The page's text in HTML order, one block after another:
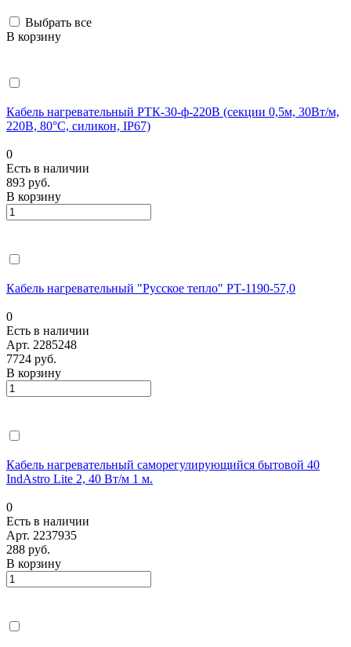
Выбрать все
В корзину
Кабель нагревательный РТК-30-ф-220В (секции 0,5м, 30Вт/м,
220В, 80°С, силикон, IP67)
0
Есть в наличии
893 руб.
В корзину
Кабель нагревательный "Русское тепло" РТ-1190-57,0
0
Есть в наличии
Арт. 2285248
7724 руб.
В корзину
Кабель нагревательный саморегулирующийся бытовой 40
IndAstro Lite 2, 40 Вт/м 1 м.
0
Есть в наличии
Арт. 2237935
288 руб.
В корзину